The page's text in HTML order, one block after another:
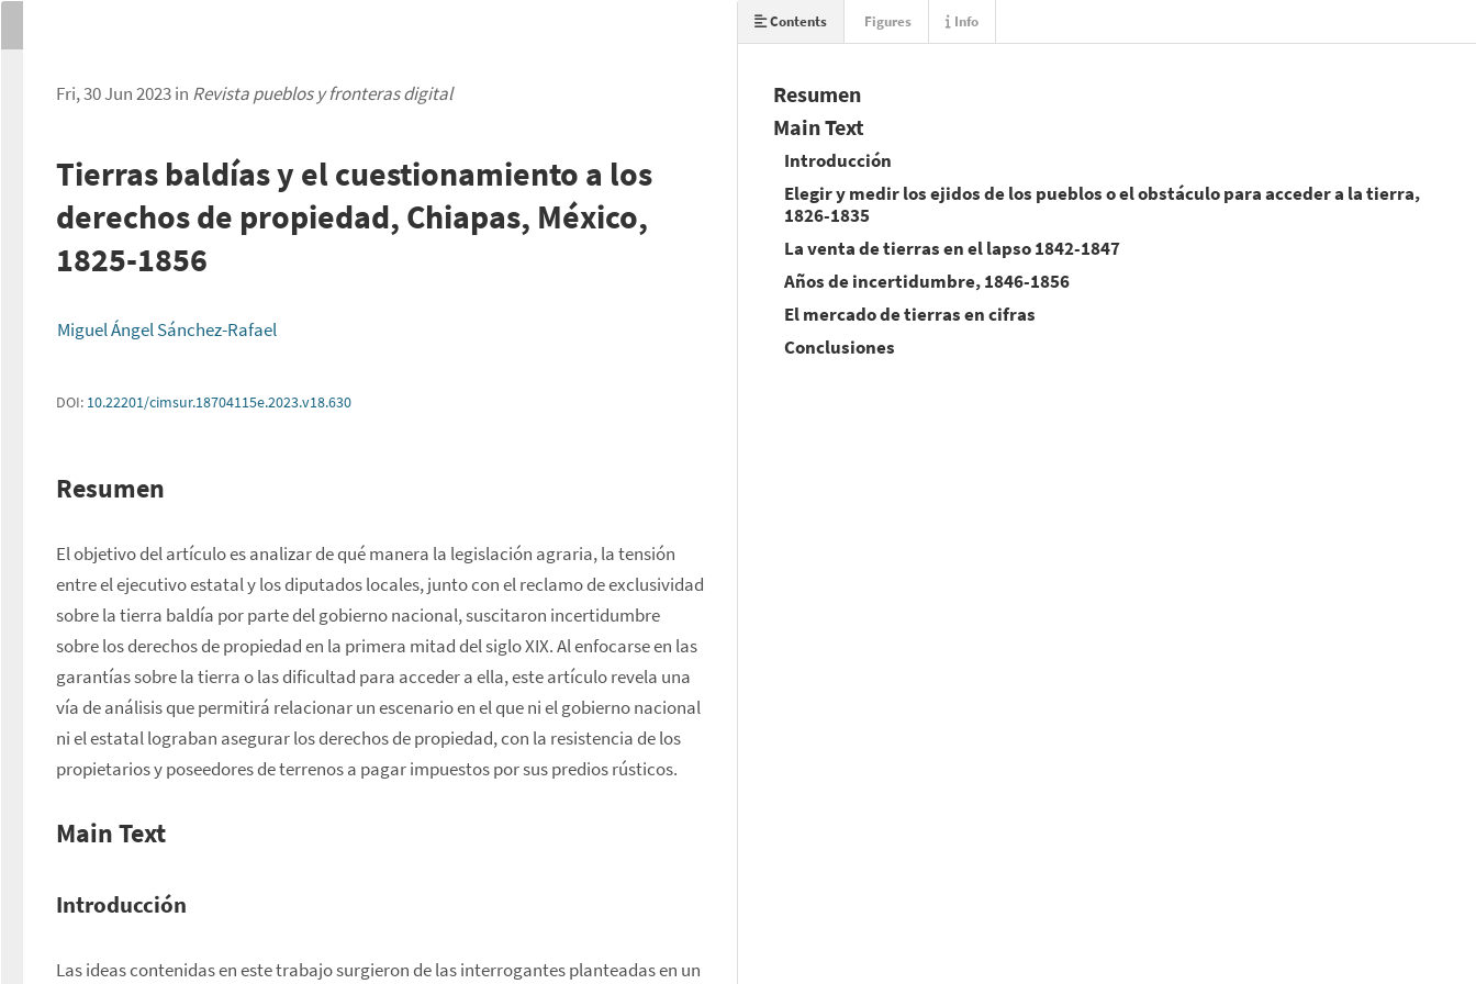
Fri, 30 Jun 2023 in Revista pueblos y fronteras digital
Tierras baldías y el cuestionamiento a los
derechos de propiedad, Chiapas, México,
1825-1856
Miguel Ángel Sánchez-Rafael
DOI: 10.22201/cimsur.18704115e.2023.v18.630
Resumen
El objetivo del artículo es analizar de qué manera la legislación agraria, la tensión
entre el ejecutivo estatal y los diputados locales, junto con el reclamo de exclusividad
sobre la tierra baldía por parte del gobierno nacional, suscitaron incertidumbre
sobre los derechos de propiedad en la primera mitad del siglo XIX. Al enfocarse en las
garantías sobre la tierra o las dificultad para acceder a ella, este artículo revela una
vía de análisis que permitirá relacionar un escenario en el que ni el gobierno nacional
ni el estatal lograban asegurar los derechos de propiedad, con la resistencia de los
propietarios y poseedores de terrenos a pagar impuestos por sus predios rústicos.
Main Text
Introducción
Las ideas contenidas en este trabajo surgieron de las interrogantes planteadas en un
Resumen
Main Text
Introducción
Elegir y medir los ejidos de los pueblos o el obstáculo para acceder a la tierra,
1826-1835
La venta de tierras en el lapso 1842-1847
Años de incertidumbre, 1846-1856
El mercado de tierras en cifras
Conclusiones
Contents Figures Info